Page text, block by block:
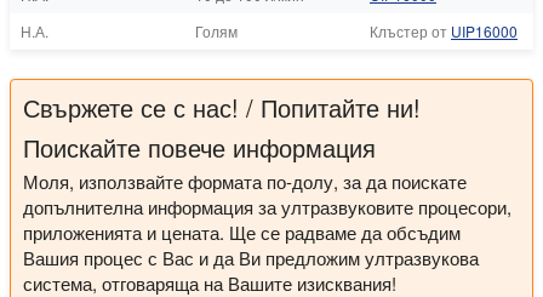
Н.А.
Голям Клъстер от UIP16000
Свържете се с нас! / Попитайте ни!
Поискайте повече информация
Моля, използвайте формата по-долу, за да поискате
допълнителна информация за ултразвуковите процесори,
приложенията и цената. Ще се радваме да обсъдим
Вашия процес с Вас и да Ви предложим ултразвукова
система, отговаряща на Вашите изисквания!